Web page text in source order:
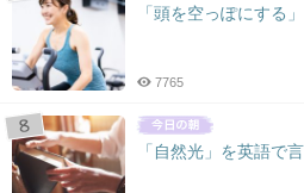
「頭を空っぽにする
7765
「自然光」を英語で